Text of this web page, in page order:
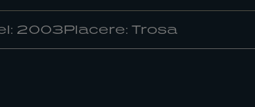
2003Placere: Trosa